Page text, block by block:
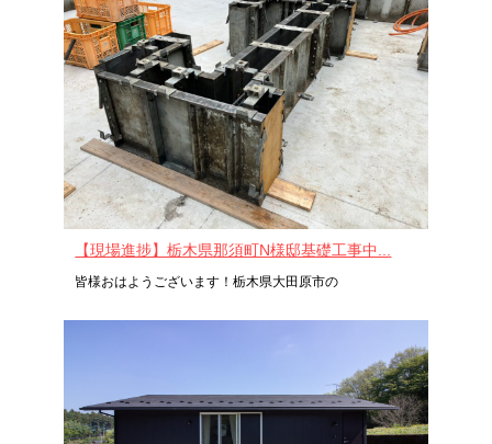
【現場進捗】栃木県那須町N様邸基礎工事中...
皆様おはようございます！栃木県大田原市の